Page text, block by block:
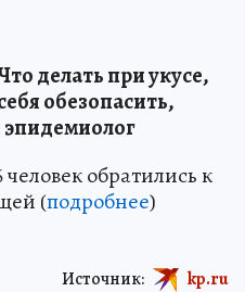
делать при укусе,
обезопасить,
эпидемиолог
человек обратились к
(подробнее)
Источник: kp.ru